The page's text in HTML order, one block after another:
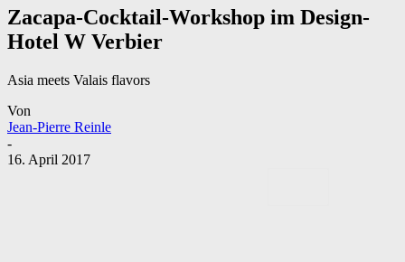
Zacapa-Cocktail-Workshop im Design-
Hotel W Verbier
Asia meets Valais flavors
Von
Jean-Pierre Reinle
-
16. April 2017